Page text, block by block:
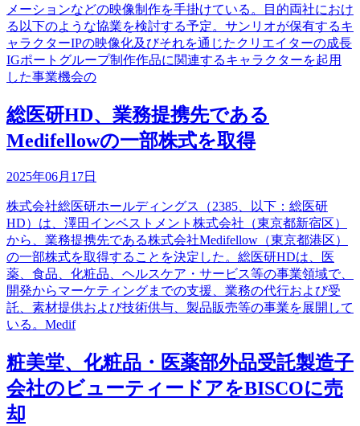
メーションなどの映像制作を手掛けている。目的両社におけ
る以下のような協業を検討する予定。サンリオが保有するキ
ャラクターIPの映像化及びそれを通じたクリエイターの成長
IGポートグループ制作作品に関連するキャラクターを起用
した事業機会の
総医研HD、業務提携先である
Medifellowの一部株式を取得
2025年06月17日
株式会社総医研ホールディングス（2385、以下：総医研
HD）は、澤田インベストメント株式会社（東京都新宿区）
から、業務提携先である株式会社Medifellow（東京都港区）
の一部株式を取得することを決定した。総医研HDは、医
薬、食品、化粧品、ヘルスケア・サービス等の事業領域で、
開発からマーケティングまでの支援、業務の代行および受
託、素材提供および技術供与、製品販売等の事業を展開して
いる。Medif
粧美堂、化粧品・医薬部外品受託製造子
会社のビューティードアをBISCOに売
却